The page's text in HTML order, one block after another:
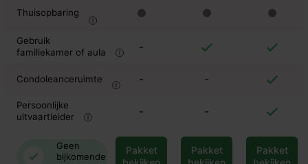
Thuisopbaring
Gebruik
familiekamer of aula
-
Condoleanceruimte - -
Persoonlijke
uitvaartleider
- -
Geen
bijkomende
Pakket
Pakket
Pakket